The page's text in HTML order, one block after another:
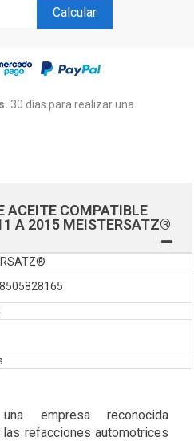
Calcular
30 días para realizar una
ACEITE COMPATIBLE
A 2015 MEISTERSATZ®
empresa reconocida
refacciones automotrices